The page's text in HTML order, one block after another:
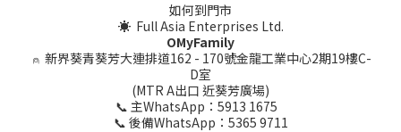
如何到門市
☀ Full Asia Enterprises Ltd.
OMyFamily
⍝ 新界葵青葵芳大連排道162 - 170號金龍工業中心2期19樓C-
D室
(MTR A出口 近葵芳廣場)
📞 主WhatsApp：5913 1675
📞 後備WhatsApp：5365 9711